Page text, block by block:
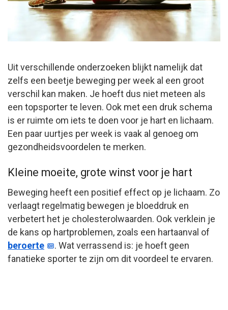
Uit verschillende onderzoeken blijkt namelijk dat
zelfs een beetje beweging per week al een groot
verschil kan maken. Je hoeft dus niet meteen als
een topsporter te leven. Ook met een druk schema
is er ruimte om iets te doen voor je hart en lichaam.
Een paar uurtjes per week is vaak al genoeg om
gezondheidsvoordelen te merken.
Kleine moeite, grote winst voor je hart
Beweging heeft een positief effect op je lichaam. Zo
verlaagt regelmatig bewegen je bloeddruk en
verbetert het je cholesterolwaarden. Ook verklein je
de kans op hartproblemen, zoals een hartaanval of
beroerte
. Wat verrassend is: je hoeft geen
fanatieke sporter te zijn om dit voordeel te ervaren.